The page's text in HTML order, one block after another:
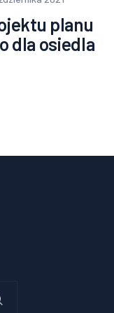
planu
dla osiedla